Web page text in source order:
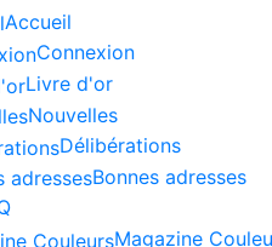
Accueil
Connexion
Livre d'or
Nouvelles
Délibérations
Bonnes adresses
Magazine